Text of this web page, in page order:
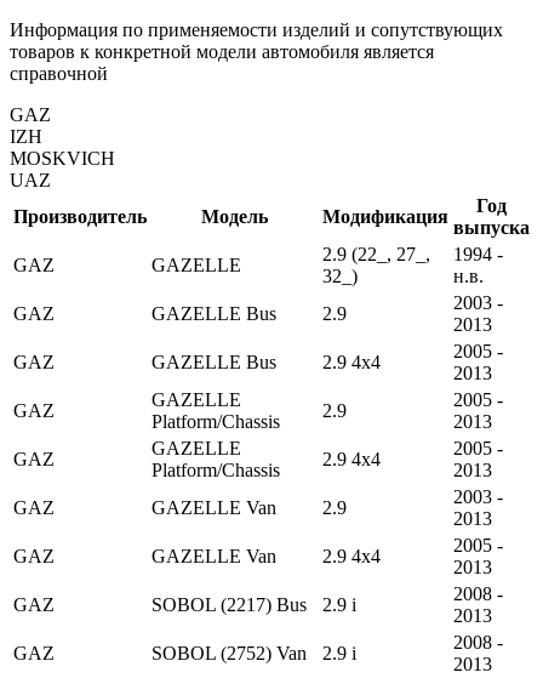
Информация по применяемости изделий и сопутствующих
товаров к конкретной модели автомобиля является
справочной
GAZ
IZH
MOSKVICH
UAZ
Производитель
Модель Модификация
Год
выпуска
GAZ
GAZELLE
2.9 (22_, 27_,
32_)
1994 -
н.в.
GAZ
GAZELLE Bus 2.9
2003 -
2013
GAZ
GAZELLE Bus 2.9 4x4
2005 -
2013
GAZ
GAZELLE
Platform/Chassis
2.9
2005 -
2013
GAZ
GAZELLE
Platform/Chassis
2.9 4x4
2005 -
2013
GAZ
GAZELLE Van 2.9
2003 -
2013
GAZ
GAZELLE Van 2.9 4x4
2005 -
2013
GAZ
SOBOL (2217) Bus 2.9 i
2008 -
2013
GAZ
SOBOL (2752) Van 2.9 i
2008 -
2013